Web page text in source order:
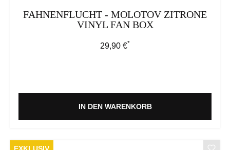
FAHNENFLUCHT - MOLOTOV ZITRONE
VINYL FAN BOX
Regulärer Preis:
29,90 €*
IN DEN WARENKORB
EXKLUSIV